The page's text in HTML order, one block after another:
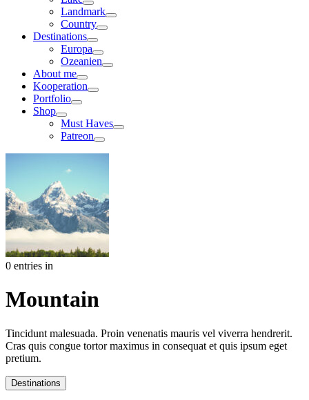
Landmark
Country
Destinations
Europa
Ozeanien
About me
Kooperation
Portfolio
Shop
Must Haves
Patreon
0 entries in
Mountain
Tincidunt malesuada. Proin venenatis mauris vel viverra hendrerit.
Cras quis congue tortor maximus in consequat et quis ipsum eget
pretium.
Destinations